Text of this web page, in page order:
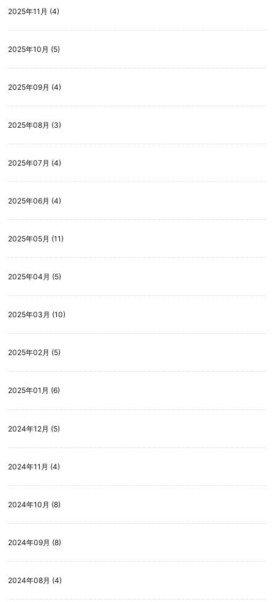
2025年11月 (4)
2025年10月 (5)
2025年09月 (4)
2025年08月 (3)
2025年07月 (4)
2025年06月 (4)
2025年05月 (11)
2025年04月 (5)
2025年03月 (10)
2025年02月 (5)
2025年01月 (6)
2024年12月 (5)
2024年11月 (4)
2024年10月 (8)
2024年09月 (8)
2024年08月 (4)